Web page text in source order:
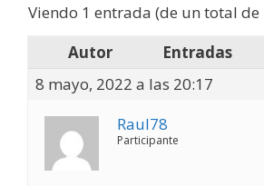
Viendo 1 entrada (de un total de
Autor
Entradas
8 mayo, 2022 a las 20:17
Raul78
Participante